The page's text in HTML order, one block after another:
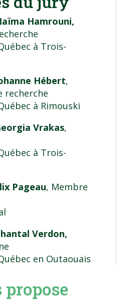
Hamrouni,
à Trois-
Hébert,
recherche
à Rimouski
Vrakas,
à Trois-
Pageau, Membre
Verdon,
en Outaouais
propose